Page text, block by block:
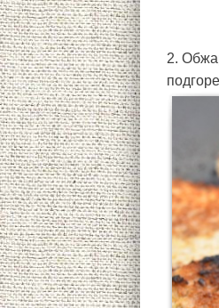
2.